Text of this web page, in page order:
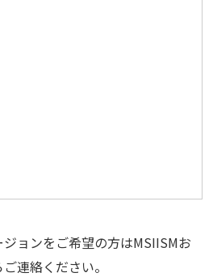
ョンをご希望の方はMSIISMお
連絡ください。